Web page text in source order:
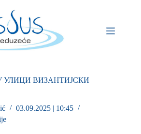
УЛИЦИ ВИЗАНТИЈСКИ
03.09.2025 | 10:45